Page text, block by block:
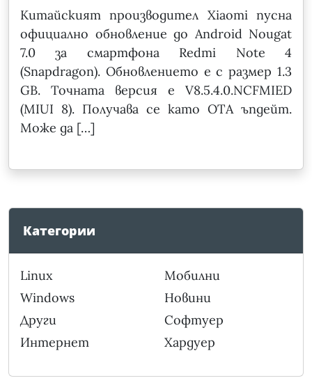
Китайският производител Xiaomi пусна
официално обновление до Android Nougat
7.0 за смартфона Redmi Note 4
(Snapdragon). Обновлението е с размер 1.3
GB. Точната версия е V8.5.4.0.NCFMIED
(MIUI 8). Получава се като OTA ъпдейт.
Може да […]
Категории
Linux
Windows
Други
Интернет
Мобилни
Новини
Софтуер
Хардуер